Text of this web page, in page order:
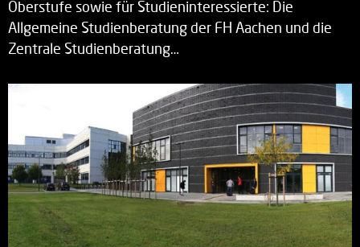
Oberstufe sowie für Studieninteressierte: Die
Allgemeine Studienberatung der FH Aachen und die
Zentrale Studienberatung…